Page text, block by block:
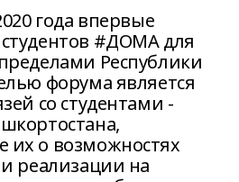
года впервые
#ДОМА для
Республики
форума является
со студентами -
о возможностях
реализации на